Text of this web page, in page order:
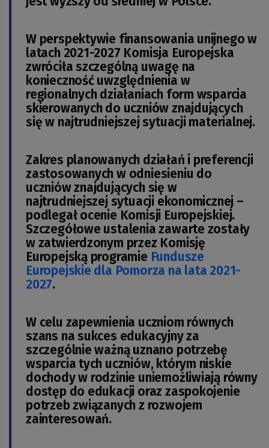
W perspektywie finansowania unijnego w
latach 2021-2027 Komisja Europejska
zwróciła szczególną uwagę na
konieczność uwzględnienia w
regionalnych działaniach form wsparcia
skierowanych do uczniów znajdujących
się w najtrudniejszej sytuacji materialnej.
Zakres planowanych działań i preferencji
zastosowanych w odniesieniu do
uczniów znajdujących się w
najtrudniejszej sytuacji ekonomicznej –
podlegał ocenie Komisji Europejskiej.
Szczegółowe ustalenia zawarte zostały
w zatwierdzonym przez Komisję
Europejską programie Fundusze
Europejskie dla Pomorza na lata 2021-
2027.
W celu zapewnienia uczniom równych
szans na sukces edukacyjny za
szczególnie ważną uznano potrzebę
wsparcia tych uczniów, którym niskie
dochody w rodzinie uniemożliwiają równy
dostęp do edukacji oraz zaspokojenie
potrzeb związanych z rozwojem
zainteresowań.